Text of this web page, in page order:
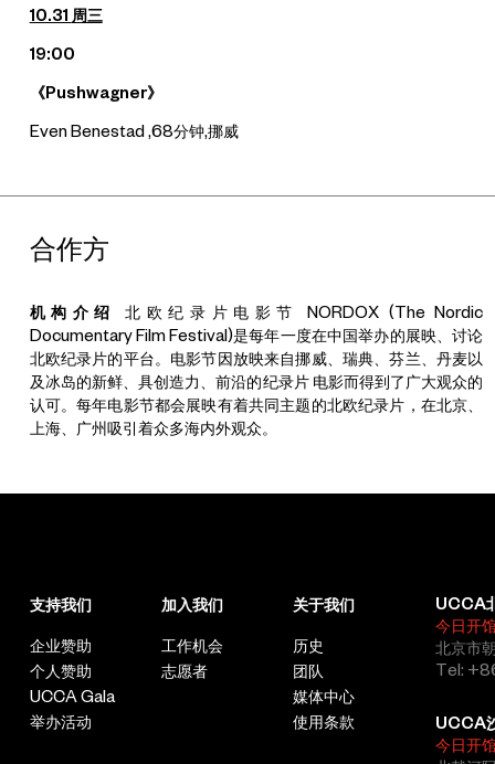
10.31 周三
19:00
《Pushwagner》
Even Benestad ,68分钟,挪威
合作方
机构介绍
北欧纪录片电影节 NORDOX (The Nordic
Documentary Film Festival)是每年一度在中国举办的展映、讨论
北欧纪录片的平台。电影节因放映来自挪威、瑞典、芬兰、丹麦以
及冰岛的新鲜、具创造力、前沿的纪录片 电影而得到了广大观众的
认可。每年电影节都会展映有着共同主题的北欧纪录片，在北京、
上海、广州吸引着众多海内外观众。
支持我们
企业赞助
个人赞助
UCCA Gala
举办活动
加入我们
工作机会
志愿者
关于我们
历史
团队
媒体中心
使用条款
UCCA
今日开
北京市
Tel:
UCCA
今日开